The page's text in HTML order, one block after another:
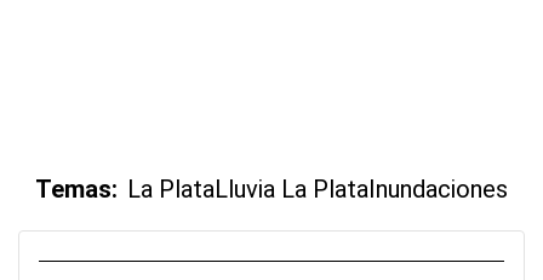
Temas: La PlataLluvia La PlataInundaciones